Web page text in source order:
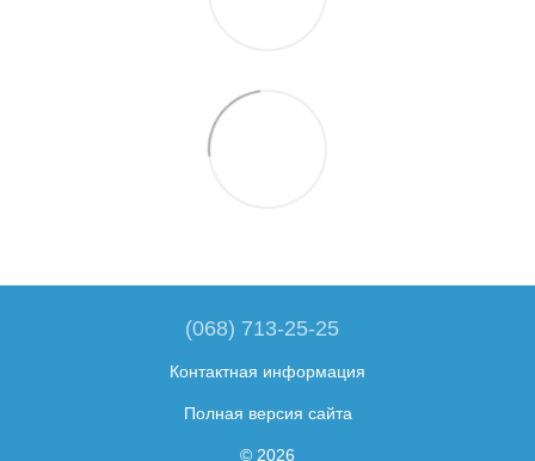
(068) 713-25-25
Контактная информация
Полная версия сайта
© 2026